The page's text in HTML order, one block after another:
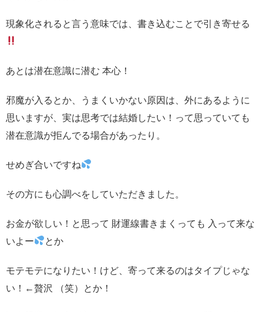
現象化されると言う意味では、書き込むことで引き寄せる
あとは潜在意識に潜む 本心！
邪魔が入るとか、うまくいかない原因は、外にあるように
思いますが、実は思考では結婚したい！って思っていても
潜在意識が拒んでる場合があったり。
せめぎ合いですね
その方にも心調べをしていただきました。
お金が欲しい！と思って 財運線書きまくっても 入って来な
いよー
とか
モテモテになりたい！けど、寄って来るのはタイプじゃな
い！←贅沢 （笑）とか！